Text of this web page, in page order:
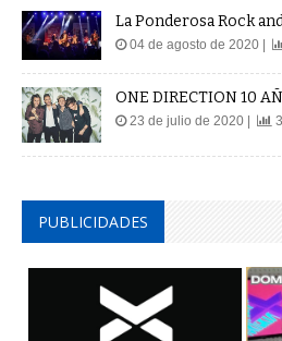
La Ponderosa Rock
04 de agosto de 2020 |
ONE DIRECTION 10
23 de julio de 2020 |
PUBLICIDADES